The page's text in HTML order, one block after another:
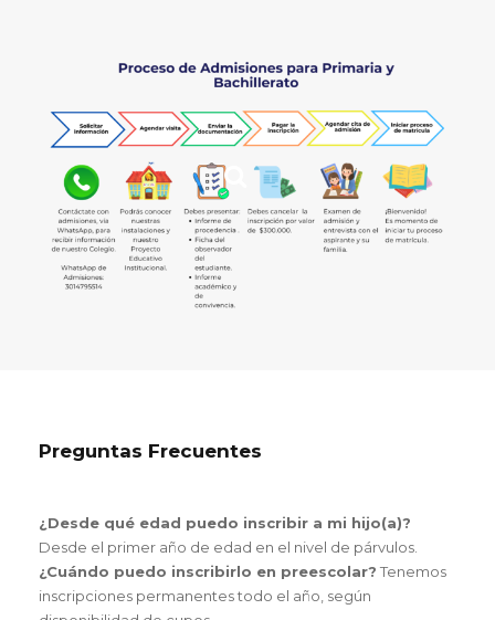
Preguntas Frecuentes
¿Desde qué edad puedo inscribir a mi hijo(a)?
Desde el primer año de edad en el nivel de párvulos.
¿Cuándo puedo inscribirlo en preescolar? Tenemos
inscripciones permanentes todo el año, según